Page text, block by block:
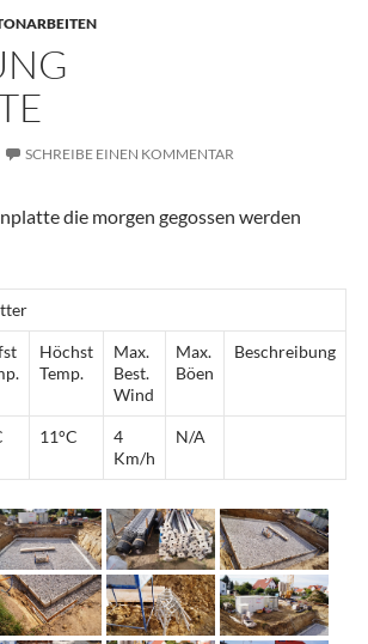
SCHREIBE EINEN KOMMENTAR
die morgen gegossen werden
Höchst
Temp.
Max.
Best.
Wind
Max.
Böen
Beschreibung
11°C
4
Km/h
N/A